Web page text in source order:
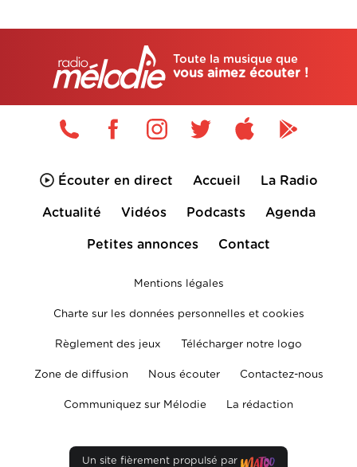
Toute la musique que
vous aimez écouter !
Écouter en direct Accueil La Radio
Actualité Vidéos Podcasts Agenda
Petites annonces Contact
Mentions légales
Charte sur les données personnelles et cookies
Règlement des jeux Télécharger notre logo
Zone de diffusion Nous écouter Contactez-nous
Communiquez sur Mélodie La rédaction
Un site fièrement propulsé par